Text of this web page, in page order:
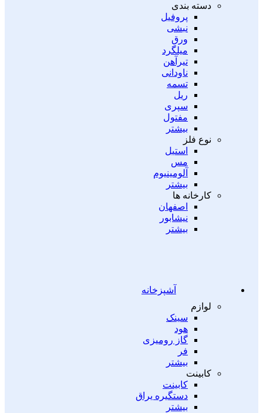
دسته بندی
پروفیل
نبشی
ورق
میلگرد
تیرآهن
ناودانی
تسمه
ریل
سپری
مفتول
بیشتر
نوع فلز
استیل
مس
آلومینیوم
بیشتر
کارخانه ها
اصفهان
نیشابور
بیشتر
آشپزخانه
لوازم
سینک
هود
گاز رومیزی
فر
بیشتر
کابینت
کابینت
دستگیره یراق
بیشتر